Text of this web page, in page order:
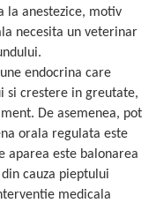
la anestezice, motiv
necesita un veterinar
endocrina care
si crestere in greutate,
De asemenea, pot
orala regulata este
aparea este balonarea
cauza pieptului
medicala